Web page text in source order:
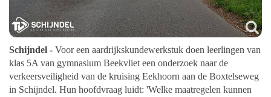
Schijndel - Voor een aardrijkskundewerkstuk doen leerlingen van
klas 5A van gymnasium Beekvliet een onderzoek naar de
verkeersveiligheid van de kruising Eekhoorn aan de Boxtelseweg
in Schijndel. Hun hoofdvraag luidt: 'Welke maatregelen kunnen